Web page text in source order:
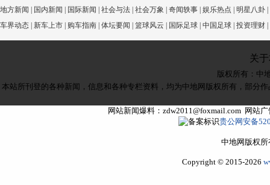
地方新闻 国内新闻 国际新闻 社会与法 社会万象 奇闻轶事 娱乐热点 明星八卦
车界动态
新车上市 购车指南 体坛要闻 篮球风云 国际足球 中国足球 投资理财
关
版权所有： 中
本站所刊登的各种新闻，信息和各种专栏资料，均为中地网版权所有，部分
网站新闻爆料：zdw2011@foxmail.com 网站
贵公网安备
中地网版权
Copyright © 2015-2026